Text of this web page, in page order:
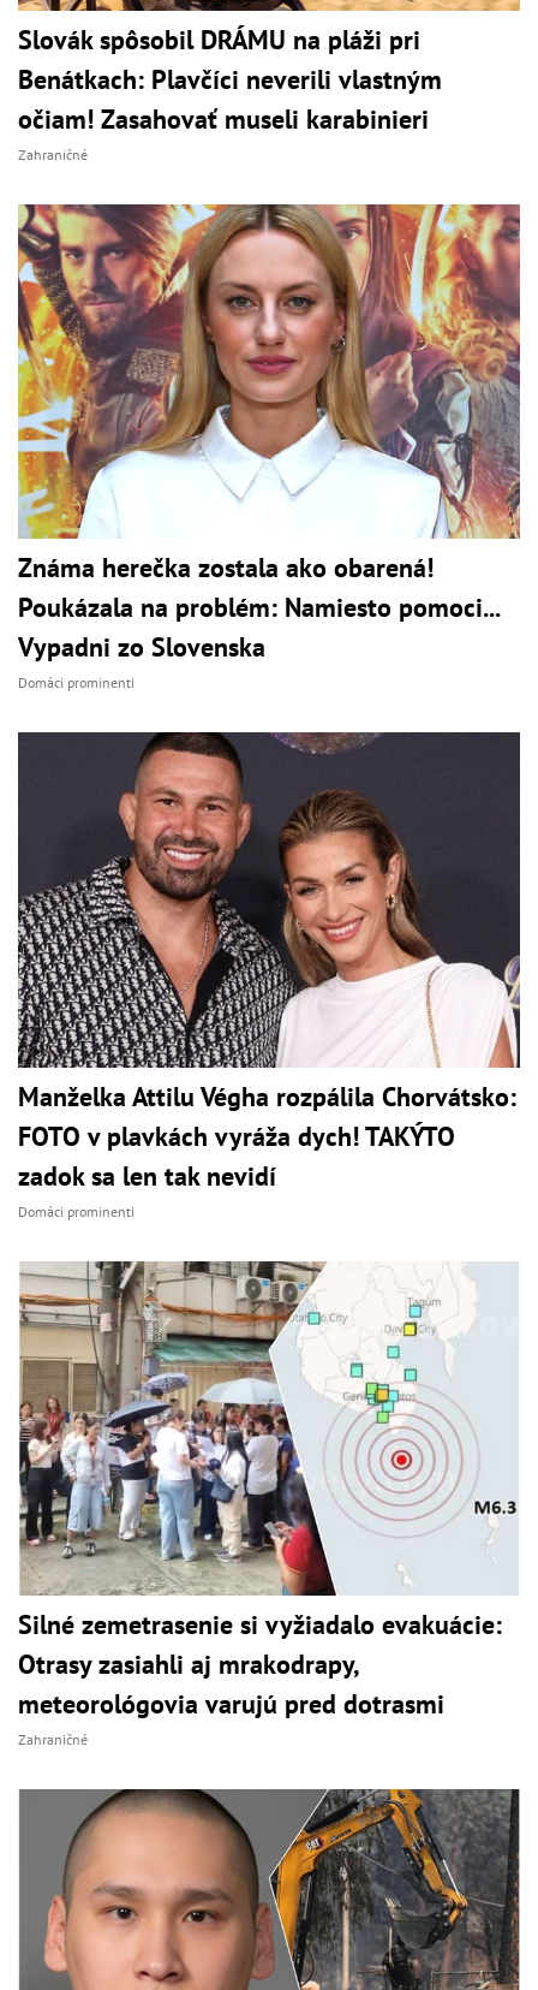
Slovák spôsobil DRÁMU na pláži pri
Benátkach: Plavčíci neverili vlastným
očiam! Zasahovať museli karabinieri
Zahraničné
Známa herečka zostala ako obarená!
Poukázala na problém: Namiesto pomoci...
Vypadni zo Slovenska
Domáci prominenti
Manželka Attilu Végha rozpálila Chorvátsko:
FOTO v plavkách vyráža dych! TAKÝTO
zadok sa len tak nevidí
Domáci prominenti
Silné zemetrasenie si vyžiadalo evakuácie:
Otrasy zasiahli aj mrakodrapy,
meteorológovia varujú pred dotrasmi
Zahraničné